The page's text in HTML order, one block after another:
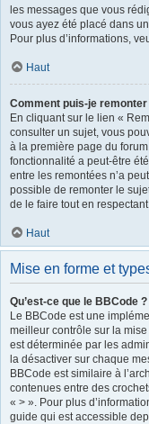
les messages que vous
vous ayez été placé dans
Pour plus d’informations,
Haut
Comment puis-je
En cliquant sur le lien «
consulter un sujet, vous
à la première page du
fonctionnalité a peut-être
entre les remontées n’a
possible de remonter le
de le faire tout en
Haut
Mise en forme et
Qu’est-ce que le BBCode ?
Le BBCode est une
meilleur contrôle sur la mise
est déterminée par les
la désactiver sur chaque
BBCode est similaire à
contenues entre des
« > ». Pour plus
guide qui est accessible